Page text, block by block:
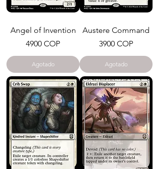
Angel of Invention
Precio
4900 COP
Agotado
Austere Command
Precio
3900 COP
Agotado